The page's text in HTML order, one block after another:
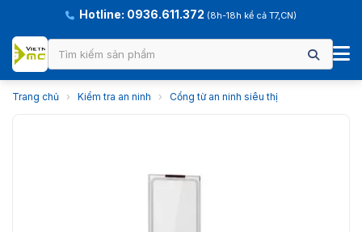
Hotline: 0936.611.372 (8h-18h kể cả T7,CN)
Trang chủ › Kiểm tra an ninh › Cổng từ an ninh siêu thị